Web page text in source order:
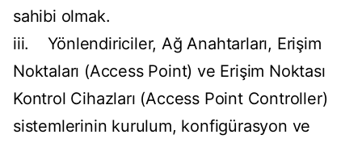
sahibi olmak.
iii. Yönlendiriciler, Ağ Anahtarları, Erişim
Noktaları (Access Point) ve Erişim Noktası
Kontrol Cihazları (Access Point Controller)
sistemlerinin kurulum, konfigürasyon ve